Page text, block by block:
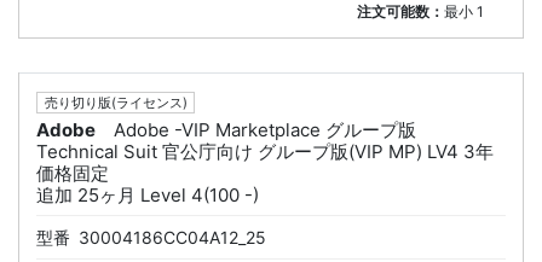
注文可能数：最小 1
売り切り版(ライセンス)
Adobe
Adobe -VIP Marketplace グループ版
Technical Suit 官公庁向け グループ版(VIP MP) LV4 3年
価格固定
追加 25ヶ月 Level 4(100 -)
型番 30004186CC04A12_25